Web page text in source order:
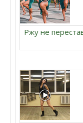
Ржу не